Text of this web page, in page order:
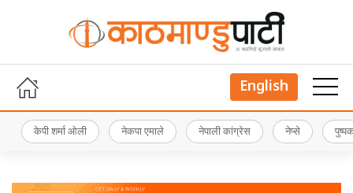
English
केपी शर्मा ओली नेकपा एमाले नेपाली कांग्रेस नेप्से